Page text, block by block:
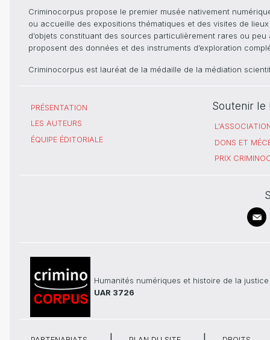
Criminocorpus propose le premier musée nativement
ou accueille des expositions thématiques et des visites de
d’objets constituant des sources particulièrement rares ou
proposent des données et des instruments d’exploration
Criminocorpus est lauréat de la médaille de la médiation
PRÉSENTATION
LES AUTEURS
ÉQUIPE ÉDITORIALE
Soutenir le
DONS ET
PRIX
Humanités numériques et histoire de la justice
UAR 3726